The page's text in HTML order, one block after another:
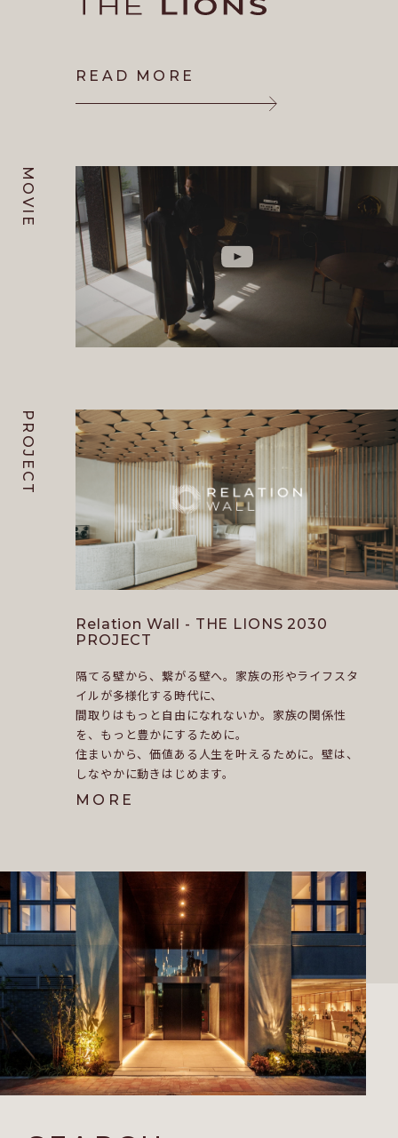
READ MORE
MOVIE
PROJECT
Relation Wall - THE LIONS 2030
PROJECT
隔てる壁から、繋がる壁へ。家族の形やライフスタ
イルが多様化する時代に、
間取りはもっと自由になれないか。家族の関係性
を、もっと豊かにするために。
住まいから、価値ある人生を叶えるために。壁は、
しなやかに動きはじめます。
MORE